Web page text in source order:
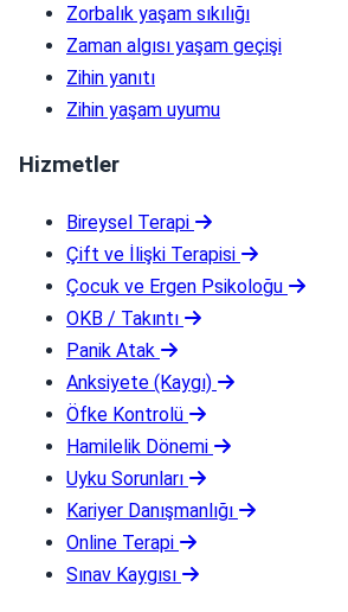
Zorbalık yaşam sıkılığı
Zaman algısı yaşam geçişi
Zihin yanıtı
Zihin yaşam uyumu
Hizmetler
Bireysel Terapi
Çift ve İlişki Terapisi
Çocuk ve Ergen Psikoloğu
OKB / Takıntı
Panik Atak
Anksiyete (Kaygı)
Öfke Kontrolü
Hamilelik Dönemi
Uyku Sorunları
Kariyer Danışmanlığı
Online Terapi
Sınav Kaygısı